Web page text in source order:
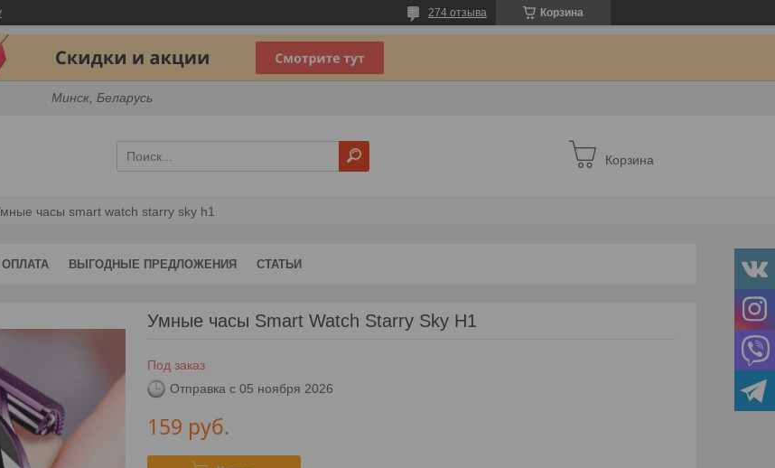
Корзина
274 отзыва
Минск, Беларусь
Корзина
часы smart watch starry sky h1
ВЫГОДНЫЕ ПРЕДЛОЖЕНИЯ СТАТЬИ
Умные часы Smart Watch Starry Sky H1
Под заказ
Отправка с 05 ноября 2026
159 руб.